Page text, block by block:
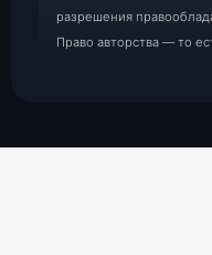
разрешения
Право авторства — то